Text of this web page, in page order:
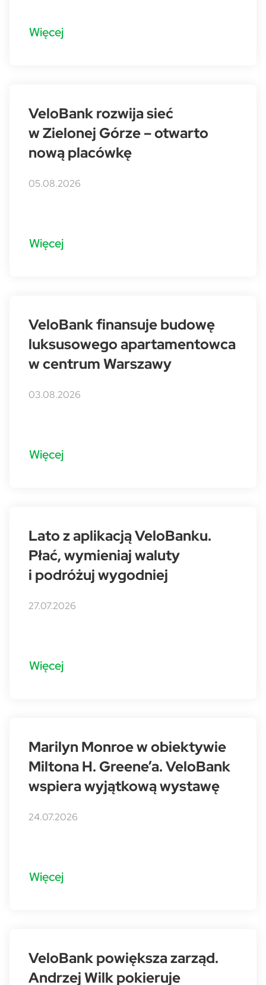
Więcej
VeloBank rozwija sieć
w Zielonej Górze – otwarto
nową placówkę
05.08.2026
Więcej
VeloBank finansuje budowę
luksusowego apartamentowca
w centrum Warszawy
03.08.2026
Więcej
Lato z aplikacją VeloBanku.
Płać, wymieniaj waluty
i podróżuj wygodniej
27.07.2026
Więcej
Marilyn Monroe w obiektywie
Miltona H. Greene’a. VeloBank
wspiera wyjątkową wystawę
24.07.2026
Więcej
VeloBank powiększa zarząd.
Andrzej Wilk pokieruje